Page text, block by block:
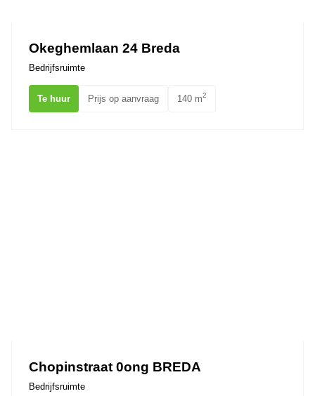
Okeghemlaan 24 Breda
Bedrijfsruimte
Te huur Prijs op aanvraag 140 m2
Chopinstraat 0ong BREDA
Bedrijfsruimte